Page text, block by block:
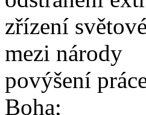
zřízení
mezi národy
povýšení
Boha;